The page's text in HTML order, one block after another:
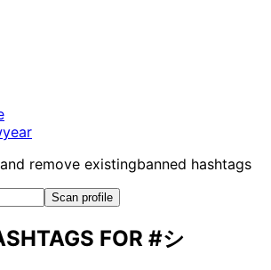
remove existingbanned hashtags
Scan profile
FOR #シ